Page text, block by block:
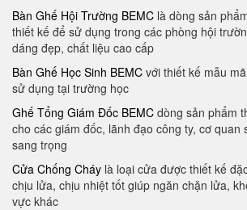
Bàn Ghế Hội Trường BEMC là dòng sản
thiết kế để sử dụng trong các phòng hội
dáng đẹp, chất liệu cao cấp
Bàn Ghế Học Sinh BEMC với thiết kế mẫu
sử dụng tại trường học
Ghế Tổng Giám Đốc BEMC dòng sản phẩm
cho các giám đốc, lãnh đạo công ty, cơ quan
sang trọng
Cửa Chống Cháy là loại cửa được thiết kế
chịu lửa, chịu nhiệt tốt giúp ngăn chặn lửa,
vực khác